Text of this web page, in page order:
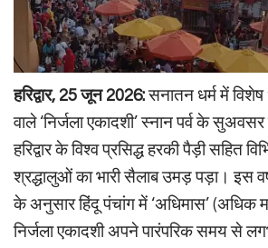
हरिद्वार, 25 जून 2026:सनातन धर्म में विशेष
वाले ‘निर्जला एकादशी’ स्नान पर्व के
हरिद्वार के विश्व प्रसिद्ध हरकी पैड़ी सहित
श्रद्धालुओं का भारी सैलाब उमड़ पड़ा। इस
के अनुसार हिंदू पंचांग में ‘अधिमास’ (अधिक
निर्जला एकादशी अपने पारंपरिक समय से